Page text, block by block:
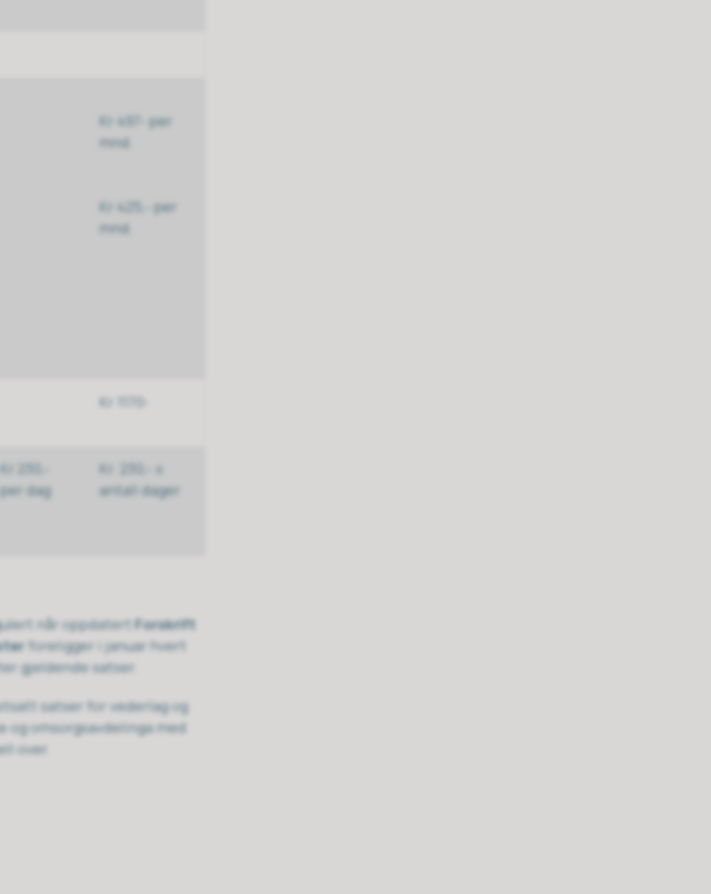
Kr 497- per
mnd.
Kr 425,- per
mnd.
Kr 1170-
Kr 230,-
per dag
Kr. 230,- x
antall dager
når oppdatertForskrift
foreligger i januar hvert
gjeldende satser.
satser for vederlag og
omsorgsavdelinga med
over.